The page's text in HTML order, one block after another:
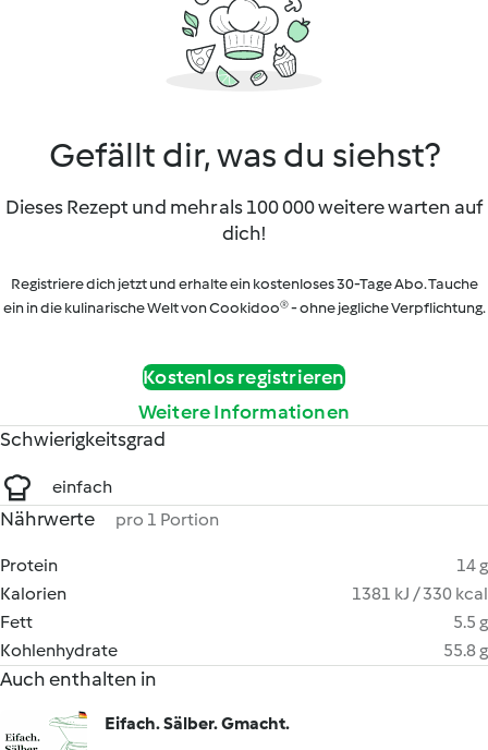
Gefällt dir, was du siehst?
Dieses Rezept und mehr als 100 000 weitere warten auf
dich!
Registriere dich jetzt und erhalte ein kostenloses 30-Tage Abo. Tauche
ein in die kulinarische Welt von Cookidoo® - ohne jegliche Verpflichtung.
Kostenlos registrieren
Weitere Informationen
Schwierigkeitsgrad
einfach
Nährwerte pro 1 Portion
Protein
14 g
Kalorien
1381 kJ / 330 kcal
Fett
5.5 g
Kohlenhydrate
55.8 g
Auch enthalten in
Eifach. Sälber. Gmacht.